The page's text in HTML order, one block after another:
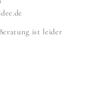
ist leider